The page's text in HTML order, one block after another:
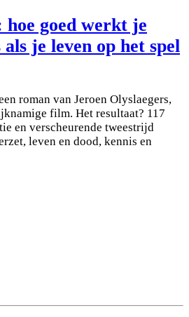
hoe goed werkt je
je leven op het spel
roman van Jeroen Olyslaegers,
film. Het resultaat? 117
en verscheurende tweestrijd
leven en dood, kennis en